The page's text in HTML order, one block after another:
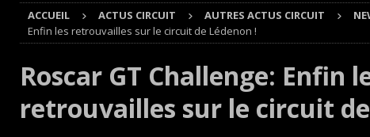
Cours
EDITO CIRCUIT
[ 4 août 2026 ]
Autocross et SprinCar : Aydie conclut un
[ 3 août 2026 ] GT4 AKKODIS-ASP : Victoire et double
Buggyra Organization and WINBO-
ACCUEIL ACTUS CIRCUIT AUTRES ACTUS CIRCUIT
Enfin les retrouvailles sur le circuit de Lédenon !
Roscar GT Challenge: Enfin
retrouvailles sur le circuit